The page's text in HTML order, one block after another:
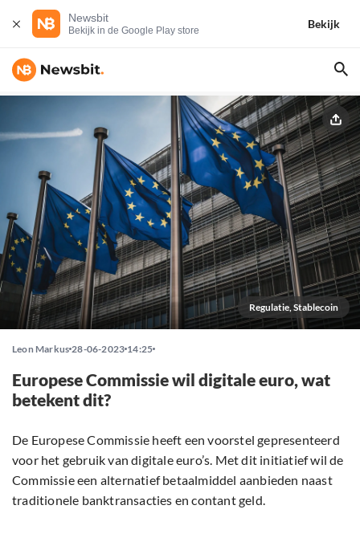
Newsbit
Bekijk in de Google Play store
Bekijk
Regulatie, Stablecoin
Leon Markus 28-06-2023 14:25
Europese Commissie wil digitale euro, wat
betekent dit?
De Europese Commissie heeft een voorstel gepresenteerd
voor het gebruik van digitale euro’s. Met dit initiatief wil de
Commissie een alternatief betaalmiddel aanbieden naast
traditionele banktransacties en contant geld.